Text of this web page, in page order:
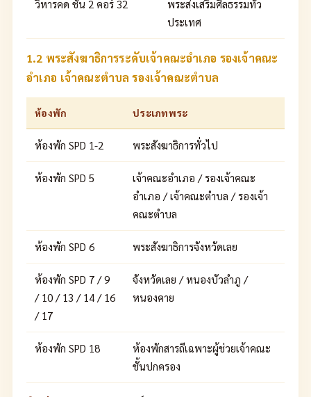
วิหารคด ชั้น 2 คอร์ 32
พระส่งเสริมศีลธรรมทั่ว
ประเทศ
1.2 พระสังฆาธิการระดับเจ้าคณะอำเภอ รองเจ้าคณะ
อำเภอ เจ้าคณะตำบล รองเจ้าคณะตำบล
ห้องพัก ประเภทพระ
ห้องพัก SPD 1-2 พระสังฆาธิการทั่วไป
ห้องพัก SPD 5
เจ้าคณะอำเภอ / รองเจ้าคณะ
อำเภอ / เจ้าคณะตำบล / รองเจ้า
คณะตำบล
ห้องพัก SPD 6 พระสังฆาธิการจังหวัดเลย
ห้องพัก SPD 7 / 9
/ 10 / 13 / 14 / 16
/ 17
จังหวัดเลย / หนองบัวลำภู /
หนองคาย
ห้องพัก SPD 18
ห้องพักสารถีเฉพาะผู้ช่วยเจ้าคณะ
ชั้นปกครอง